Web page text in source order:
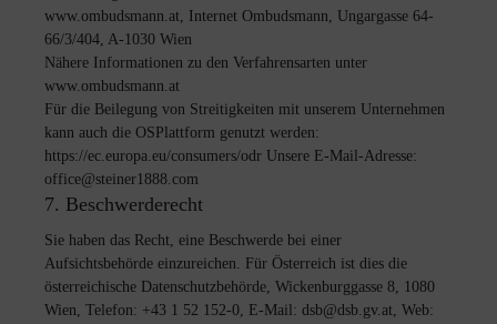
www.ombudsmann.at, Internet Ombudsmann, Ungargasse 64-
66/3/404, A-1030 Wien
Nähere Informationen zu den Verfahrensarten unter
www.ombudsmann.at
Für die Beilegung von Streitigkeiten mit unserem Unternehmen
kann auch die OSPlattform genutzt werden:
https://ec.europa.eu/consumers/odr Unsere E-Mail-Adresse:
office@steiner1888.com
7. Beschwerderecht
Sie haben das Recht, eine Beschwerde bei einer
Aufsichtsbehörde einzureichen. Für Österreich ist dies die
österreichische Datenschutzbehörde, Wickenburggasse 8, 1080
Wien, Telefon: +43 1 52 152-0, E-Mail: dsb@dsb.gv.at, Web: